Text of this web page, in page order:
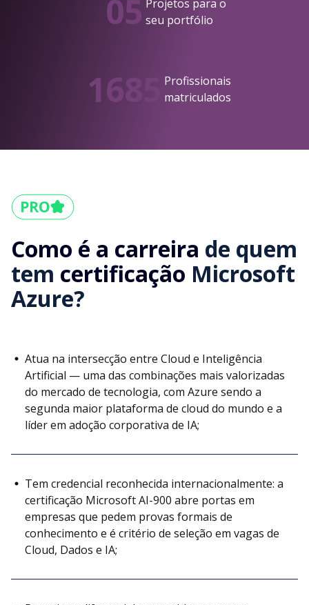
05 Projetos para o
seu portfólio
1685
Profissionais
matriculados
Como é a carreira de quem
tem certificação Microsoft
Azure?
Atua na intersecção entre Cloud e Inteligência
Artificial — uma das combinações mais valorizadas
do mercado de tecnologia, com Azure sendo a
segunda maior plataforma de cloud do mundo e a
líder em adoção corporativa de IA;
Tem credencial reconhecida internacionalmente: a
certificação Microsoft AI-900 abre portas em
empresas que pedem provas formais de
conhecimento e é critério de seleção em vagas de
Cloud, Dados e IA;